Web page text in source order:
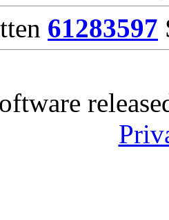
61283597